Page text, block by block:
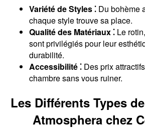
Variété de Styles ⁚Du bohème
chaque style trouve sa place.
Qualité des Matériaux ⁚Le
sont privilégiés pour leur
durabilité.
Accessibilité ⁚Des prix
chambre sans vous ruiner.
Les Différents Types
Atmosphera chez